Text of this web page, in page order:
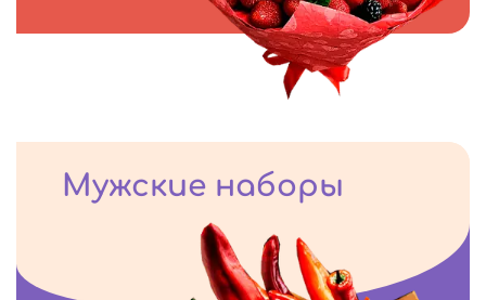
Мужские наборы